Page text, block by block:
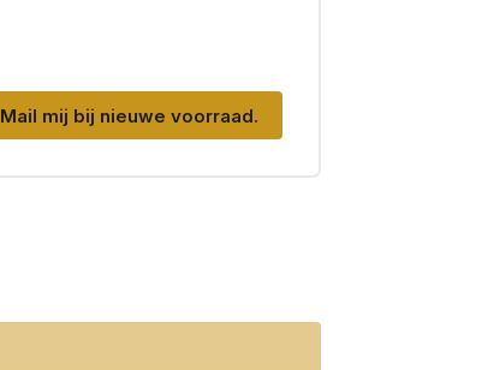
Mail mij bij nieuwe voorraad.